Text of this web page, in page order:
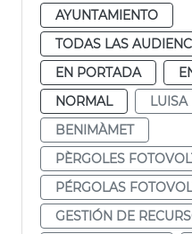
AYUNTAMIENTO
TODAS LAS
EN PORTADA
NORMAL
LUISA
BENIMÀMET
PÈRGOLES
PÉRGOLAS
GESTIÓN DE